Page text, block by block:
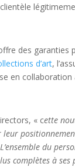
des garanties
d’art,
en collaboration
« cette
du
complètes à